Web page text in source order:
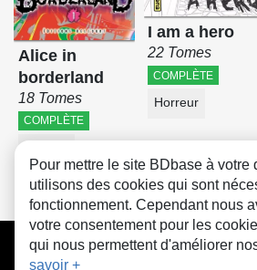
Alice in
borderland
18 Tomes
COMPLÈTE
I am a hero
22 Tomes
COMPLÈTE
Horreur
CGU FAQ Contact
Pour mettre le site BDbase à votre
utilisons des cookies qui sont
fonctionnement. Cependant nous
votre consentement pour les
qui nous permettent d'améliorer
savoir +